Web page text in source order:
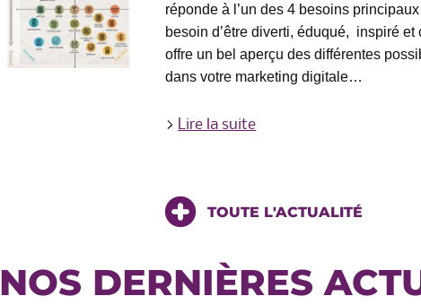
réponde à l’un des 4 besoins
besoin d’être diverti, éduqué, inspiré et
offre un bel aperçu des différentes
dans votre marketing digitale…
> Lire la suite
TOUTE L'ACTUALITÉ
NOS DERNIÈRES